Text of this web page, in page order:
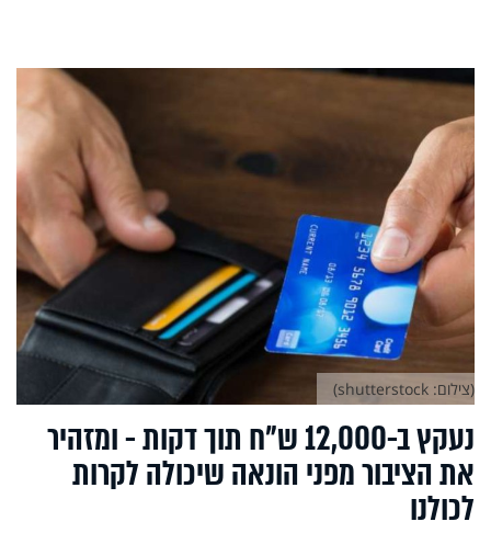
נעקץ ב-12,000 ש"ח תוך דקות - ומזהיר
את הציבור מפני הונאה שיכולה לקרות
לכולנו
(צילום: shutterstock)